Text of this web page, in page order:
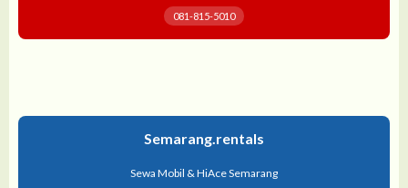
081-815-5010
Semarang.rentals
Sewa Mobil & HiAce Semarang